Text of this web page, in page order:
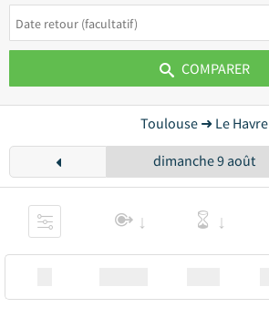
COMPARER
Toulouse ➜ Le Havre
dimanche 9 août